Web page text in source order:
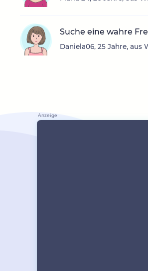
Suche eine wahre
Daniela06, 25 Jahre, aus